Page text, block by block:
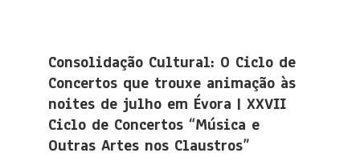
Consolidação Cultural: O Ciclo de
Concertos que trouxe animação às
noites de julho em Évora | XXVII
Ciclo de Concertos “Música e
Outras Artes nos Claustros”